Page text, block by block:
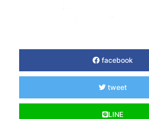
facebook
tweet
LINE